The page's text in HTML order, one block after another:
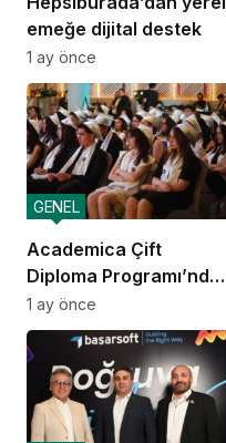
emeğe dijital destek
1 ay önce
Academica Çift
Diploma Programı’nda
mezuniyet heyecanı
GENEL
1 ay önce